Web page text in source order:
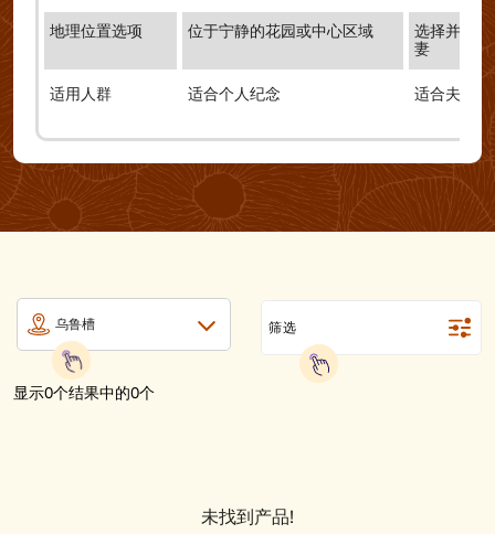
地理位置选项 位于宁静的花园或中心区域
选择并排
妻
适用人群 适合个人纪念 适合夫妻
乌鲁槽 筛选
显示0个结果中的0个
未找到产品!